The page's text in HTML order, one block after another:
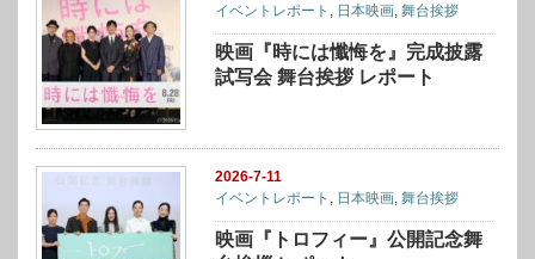
イベントレポート , 日本映画,舞台挨拶
映画『時には懺悔を』完成披露
試写会 舞台挨拶 レポート
2026-7-11
イベントレポート
日本映画 ,舞台挨拶
映画『トロフィー』公開記念舞